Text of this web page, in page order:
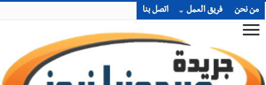
من نحن فريق العمل اتصل بنا